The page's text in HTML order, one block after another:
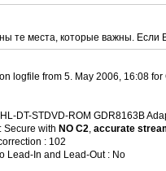
те места, которые важны. Если
logfile from 5. May 2006, 16:08 for
DT-STDVD-ROM GDR8163B
Secure with NO C2,accurate
: 102
Lead-In and Lead-Out : No